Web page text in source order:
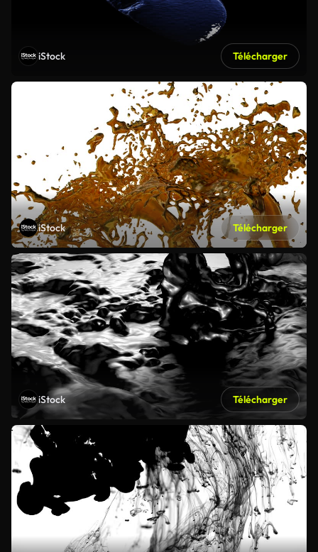
iStock Télécharger
iStock Télécharger
iStock Télécharger